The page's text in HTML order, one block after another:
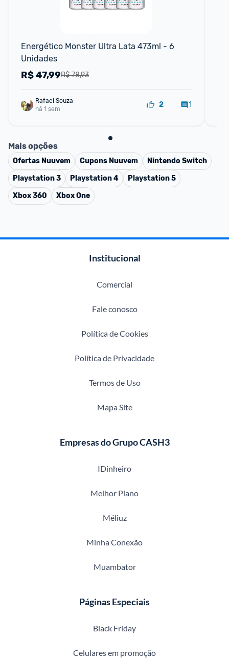
Energético Monster Ultra Lata 473ml - 6
Unidades
R$ 78,93
R$47,99
Rafael Souza
há 1 sem
2 1
Mais opções
Ofertas Nuuvem Cupons Nuuvem
Nintendo Switch
Playstation 3
Playstation 4
Playstation 5
Xbox 360
Xbox One
Institucional
Comercial
Fale conosco
Política de Cookies
Política de Privacidade
Termos de Uso
Mapa Site
Empresas do Grupo CASH3
IDinheiro
Melhor Plano
Méliuz
Minha Conexão
Muambator
Páginas Especiais
Black Friday
Celulares em promoção